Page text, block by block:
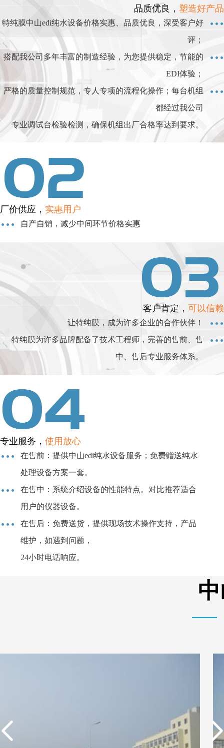
品质优良， 塑造好产品
特纯膜中山edi纯水设备价格实惠、品质优良，深受客户好
评；
搭配我公司多年丰富的制造经验，为您提供稳定，节能的
EDI体验；
严格的质量控制规范，专人专项的流程化操作；每台机组
都经过我公司
专业调试台检验检测，确保机组出厂合格率达到要求。
厂价供应， 实惠用户
自产自销，减少中间环节价格实惠
客户肯定， 可以信赖
让特纯膜，成为许多企业的合作伙伴！
特纯膜为许多品牌配备了技术工程师，完善的售前、售
中、售后专业服务体系。
专业服务， 使用放心
在售前：提供中山edi纯水设备服务；免费赠送纯水
处理设备方案一套。
在售中：系统介绍设备的性能特点。对比推荐适合
用户的仪器设备。
在售后：免费送货，提供现场技术操作支持，产品
维护，如遇到问题，
24小时电话响应。